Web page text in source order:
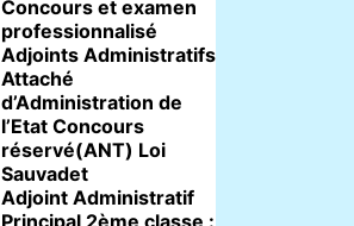
Concours et examen
professionnalisé
Adjoints Administratifs
Attaché
d’Administration de
l’Etat Concours
réservé(ANT) Loi
Sauvadet
Adjoint Administratif
Principal 2ème classe :